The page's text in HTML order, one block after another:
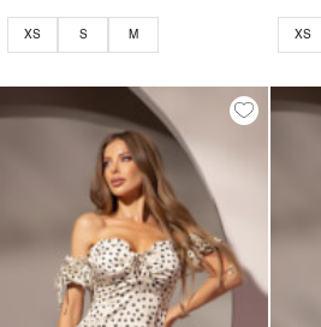
XS S M XS